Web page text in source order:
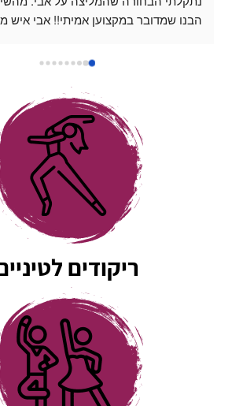
החמיא לנו על הריקוד המדהים שלנו ❤️
ריקודים